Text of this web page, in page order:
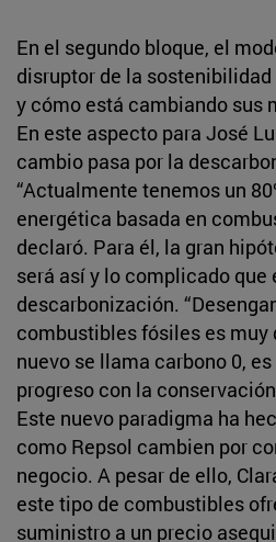
En el segundo bloque, el
disruptor de la
y cómo está cambiando sus
En este aspecto para José
cambio pasa por la
“Actualmente tenemos un
energética basada en
declaró. Para él, la gran
será así y lo complicado que
descarbonización.
combustibles fósiles es
nuevo se llama carbono 0,
progreso con la
Este nuevo paradigma ha
como Repsol cambien por
negocio. A pesar de ello,
este tipo de combustibles
suministro a un precio